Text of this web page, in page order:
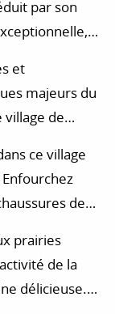
par son
et
majeurs du
village de
séjour qui
ce village
de
aurez aussi
activités
à
prairies
de la
délicieuse.